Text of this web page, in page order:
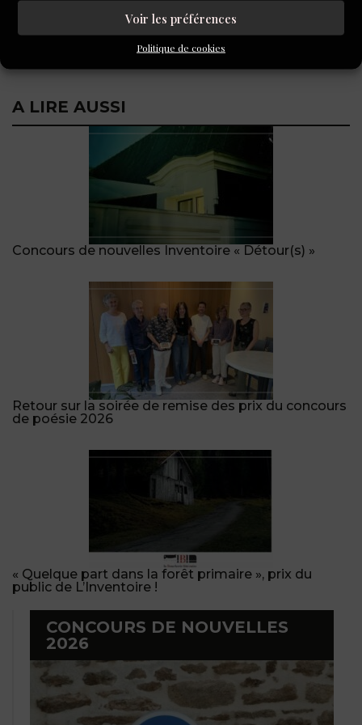
Voir les préférences
Politique de cookies
ANDREA BESSE
A LIRE AUSSI
Concours de nouvelles Inventoire « Détour(s) »
Retour sur la soirée de remise des prix du concours
de poésie 2026
« Quelque part dans la forêt primaire », prix du
public de L’Inventoire !
CONCOURS DE NOUVELLES
2026